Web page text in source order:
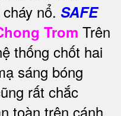
nổ. SAFE
Trom Trên
thống chốt hai
sáng bóng
rất chắc
toàn trên cánh